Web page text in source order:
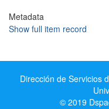
Metadata
Show full item record
Dirección de Servicios
© 2019